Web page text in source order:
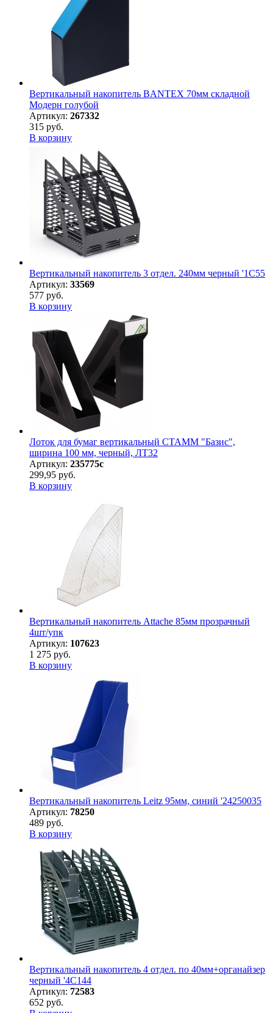
Вертикальный накопитель BANTEX 70мм складной
Модерн голубой
Артикул: 267332
315 руб.
В корзину
Вертикальный накопитель 3 отдел. 240мм черный '1С55
Артикул: 33569
577 руб.
В корзину
Лоток для бумаг вертикальный СТАММ "Базис",
ширина 100 мм, черный, ЛТ32
Артикул: 235775с
299,95 руб.
В корзину
Вертикальный накопитель Attache 85мм прозрачный
4шт/упк
Артикул: 107623
1 275 руб.
В корзину
Вертикальный накопитель Leitz 95мм, синий '24250035
Артикул: 78250
489 руб.
В корзину
Вертикальный накопитель 4 отдел. по 40мм+органайзер
черный '4C144
Артикул: 72583
652 руб.